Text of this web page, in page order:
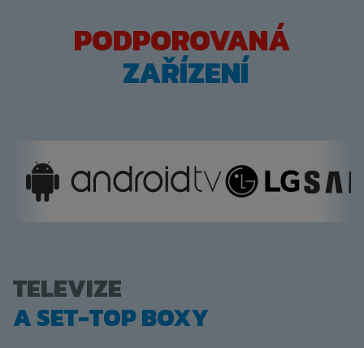
PODPOROVANÁ
ZAŘÍZENÍ
TELEVIZE
A SET-TOP BOXY